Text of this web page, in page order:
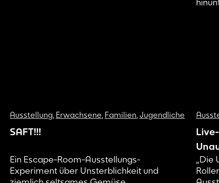
Ausstellung Erwachsene Familien Jugendliche
SAFT!!!
Ein Escape-Room-Ausstellungs-
Experiment über Unsterblichkeit und
„Die